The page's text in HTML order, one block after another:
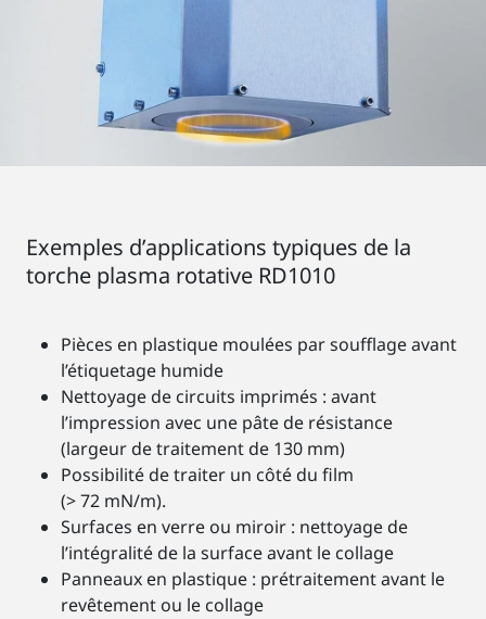
Exemples d’applications typiques de la
torche plasma rotative RD1010
Pièces en plastique moulées par soufflage avant
l’étiquetage humide
Nettoyage de circuits imprimés : avant
l’impression avec une pâte de résistance
(largeur de traitement de 130 mm)
Possibilité de traiter un côté du film
(> 72 mN/m).
Surfaces en verre ou miroir : nettoyage de
l’intégralité de la surface avant le collage
Panneaux en plastique : prétraitement avant le
revêtement ou le collage